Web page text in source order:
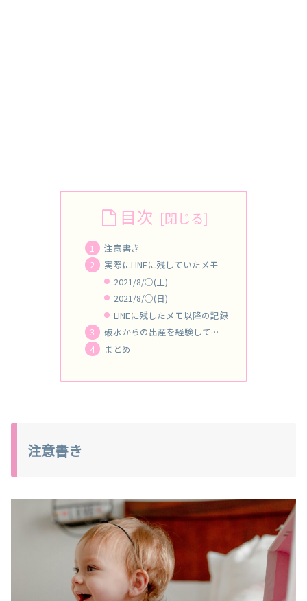
目次
注意書き
実際にLINEに残していたメモ
2021/8/○(土)
2021/8/○(日)
LINEに残したメモ以降の記録
破水からの出産を経験して…
まとめ
注意書き